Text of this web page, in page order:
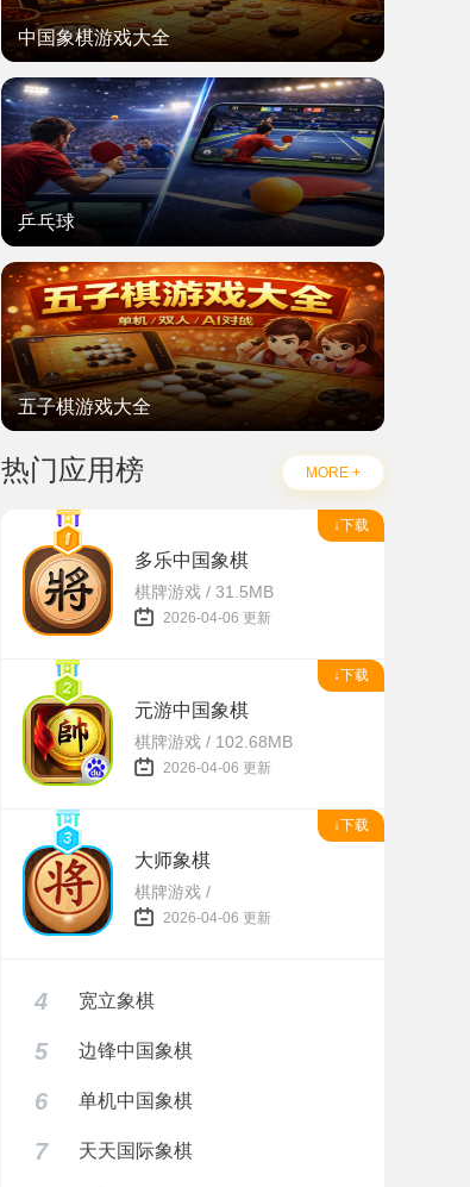
中国象棋游戏大全
乒乓球
五子棋游戏大全
热门应用榜 MORE +
↓下载
多乐中国象棋
棋牌游戏 / 31.5MB
2026-04-06 更新
↓下载
元游中国象棋
棋牌游戏 / 102.68MB
2026-04-06 更新
↓下载
大师象棋
棋牌游戏 /
2026-04-06 更新
4 宽立象棋
5 边锋中国象棋
6 单机中国象棋
7 天天国际象棋